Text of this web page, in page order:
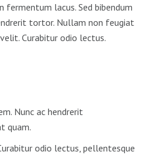
fermentum lacus. Sed bibendum
tortor. Nullam non feugiat
Curabitur odio lectus.
Nunc ac hendrerit
quam.
odio lectus, pellentesque